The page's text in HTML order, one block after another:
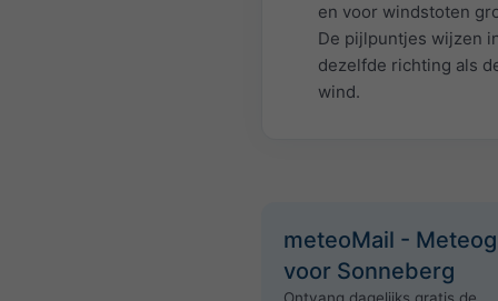
en voor windstoten
De pijlpuntjes wijzen
dezelfde richting als
wind.
meteoMail -
voor Sonneberg